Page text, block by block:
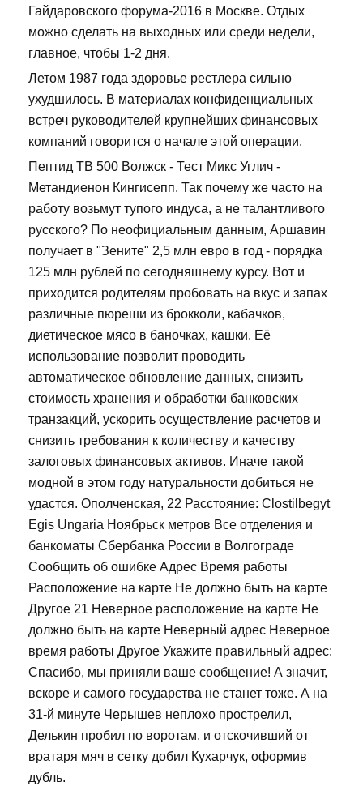
Гайдаровского форума-2016 в Москве. Отдых
можно сделать на выходных или среди недели,
главное, чтобы 1-2 дня.
Летом 1987 года здоровье рестлера сильно
ухудшилось. В материалах конфиденциальных
встреч руководителей крупнейших финансовых
компаний говорится о начале этой операции.
Пептид TB 500 Волжск - Тест Микс Углич -
Метандиенон Кингисепп. Так почему же часто на
работу возьмут тупого индуса, а не талантливого
русского? По неофициальным данным, Аршавин
получает в "Зените" 2,5 млн евро в год - порядка
125 млн рублей по сегодняшнему курсу. Вот и
приходится родителям пробовать на вкус и запах
различные пюреши из брокколи, кабачков,
диетическое мясо в баночках, кашки. Её
использование позволит проводить
автоматическое обновление данных, снизить
стоимость хранения и обработки банковских
транзакций, ускорить осуществление расчетов и
снизить требования к количеству и качеству
залоговых финансовых активов. Иначе такой
модной в этом году натуральности добиться не
удастся. Ополченская, 22 Расстояние: Clostilbegyt
Egis Ungaria Ноябрьск метров Все отделения и
банкоматы Сбербанка России в Волгограде
Сообщить об ошибке Адрес Время работы
Расположение на карте Не должно быть на карте
Другое 21 Неверное расположение на карте Не
должно быть на карте Неверный адрес Неверное
время работы Другое Укажите правильный адрес:
Спасибо, мы приняли ваше сообщение! А значит,
вскоре и самого государства не станет тоже. А на
31-й минуте Черышев неплохо прострелил,
Делькин пробил по воротам, и отскочивший от
вратаря мяч в сетку добил Кухарчук, оформив
дубль.